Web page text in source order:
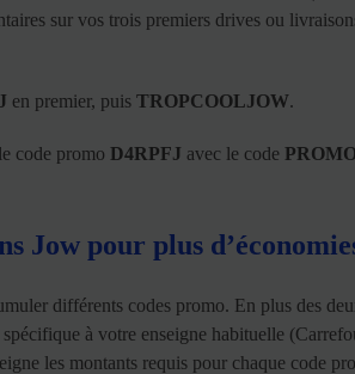
sur vos trois premiers drives ou
en premier, puis TROPCOOLJOW.
code promo D4RPFJ avec le code
Jow pour plus
différents codes promo. En plus des
à votre enseigne habituelle
les montants requis pour chaque code